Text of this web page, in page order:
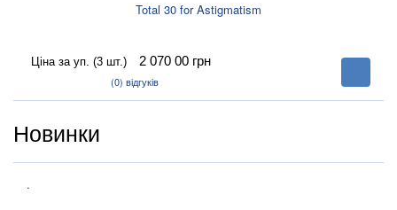
Total 30 for Astigmatism
Ціна за уп. (3 шт.) 2 070 00 грн
(0) відгуків
В
корзину
Новинки
.